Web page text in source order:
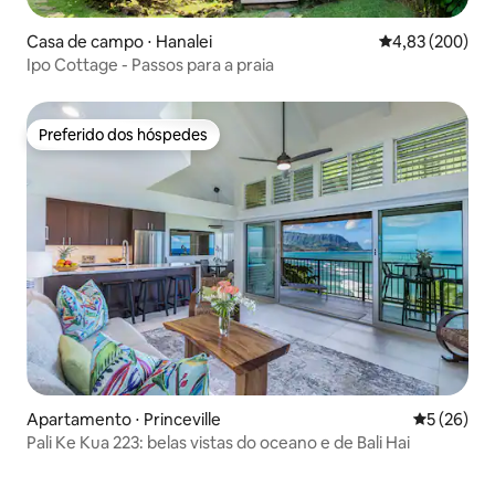
Casa de campo ⋅ Hanalei 4,83 de uma
4,83 (200)
Ipo Cottage - Passos para a praia
Preferido dos hóspedes
Preferido dos hóspedes
Apartamento ⋅ Princeville 5 de uma
5 (26)
Pali Ke Kua 223: belas vistas do oceano e de Bali Hai